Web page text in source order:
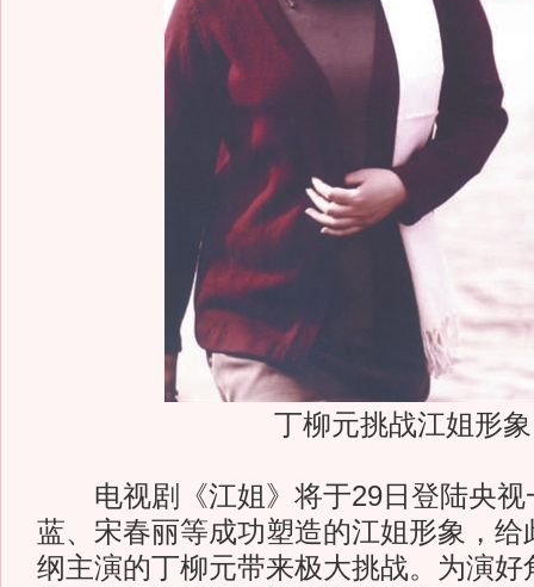
丁柳元挑战江姐形象
电视剧《江姐》将于29日登陆央视
蓝、宋春丽等成功塑造的江姐形象，给
纲主演的丁柳元带来极大挑战。为演好